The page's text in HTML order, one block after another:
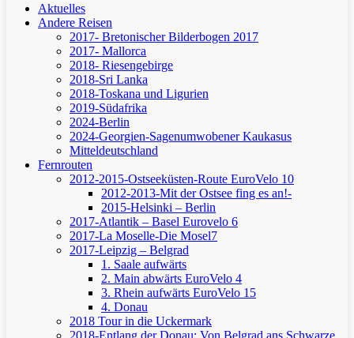
Aktuelles
Andere Reisen
2017- Bretonischer Bilderbogen 2017
2017- Mallorca
2018- Riesengebirge
2018-Sri Lanka
2018-Toskana und Ligurien
2019-Südafrika
2024-Berlin
2024-Georgien-Sagenumwobener Kaukasus
Mitteldeutschland
Fernrouten
2012-2015-Ostseeküsten-Route EuroVelo 10
2012-2013-Mit der Ostsee fing es an!-
2015-Helsinki – Berlin
2017-Atlantik – Basel Eurovelo 6
2017-La Moselle-Die Mosel7
2017-Leipzig – Belgrad
1. Saale aufwärts
2. Main abwärts EuroVelo 4
3. Rhein aufwärts EuroVelo 15
4. Donau
2018 Tour in die Uckermark
2018-Entlang der Donau: Von Belgrad ans Schwarze